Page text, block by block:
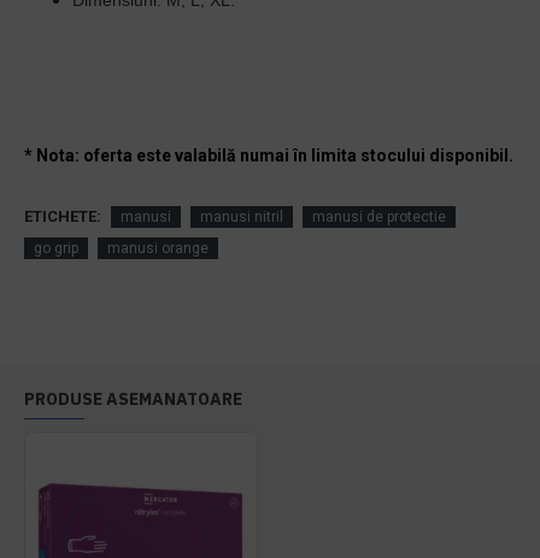
* Nota: oferta este valabilă numai în limita stocului disponibil.
ETICHETE: manusi manusi nitril
manusi de protectie
go grip
manusi orange
PRODUSE ASEMANATOARE